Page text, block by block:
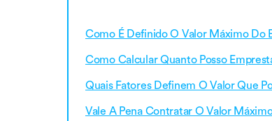
Como É Definido O Valor Máximo Do
Como Calcular Quanto Posso
Quais Fatores Definem O Valor Que
Vale A Pena Contratar O Valor